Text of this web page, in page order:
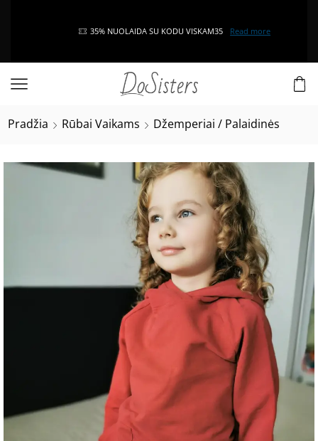
35% NUOLAIDA SU KODU VISKAM35 Read more
Pradžia Rūbai Vaikams Džemperiai / Palaidinės